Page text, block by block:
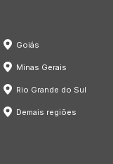
Goiás
Minas Gerais
Rio Grande do Sul
Demais regiões